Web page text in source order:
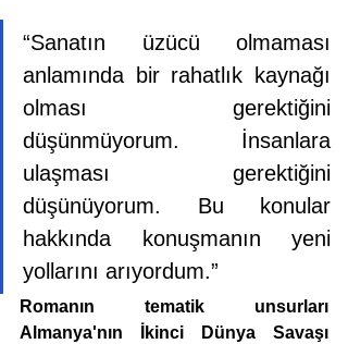
“Sanatın üzücü olmaması
anlamında bir rahatlık kaynağı
olması gerektiğini
düşünmüyorum. İnsanlara
ulaşması gerektiğini
düşünüyorum. Bu konular
hakkında konuşmanın yeni
yollarını arıyordum.”
Romanın tematik unsurları
Almanya'nın İkinci Dünya Savaşı